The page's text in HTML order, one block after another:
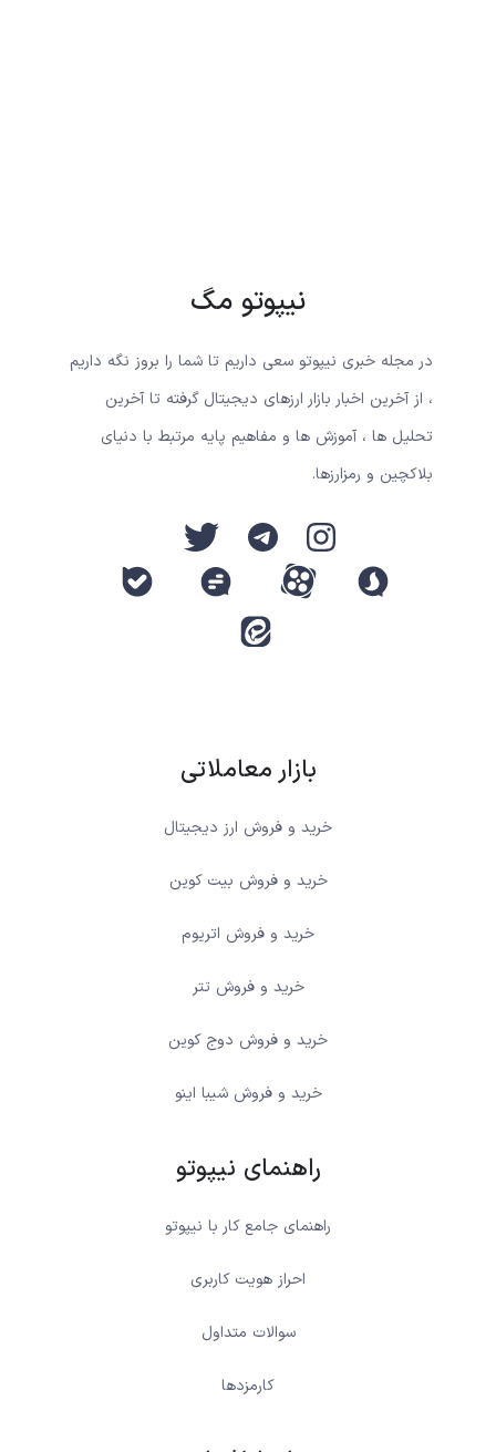
نیپوتو مگ
در مجله خبری نیپوتو سعی داریم تا شما را بروز نگه داریم
، از آخرین اخبار بازار ارزهای دیجیتال گرفته تا آخرین
تحلیل ها ، آموزش ها و مفاهیم پایه مرتبط با دنیای
بلاکچین و رمزارزها.
بازار معاملاتی
خرید و فروش ارز دیجیتال
خرید و فروش بیت کوین
خرید و فروش اتریوم
خرید و فروش تتر
خرید و فروش دوج کوین
خرید و فروش شیبا اینو
راهنمای نیپوتو
راهنمای جامع کار با نیپوتو
احراز هویت کاربری
سوالات متداول
کارمزدها